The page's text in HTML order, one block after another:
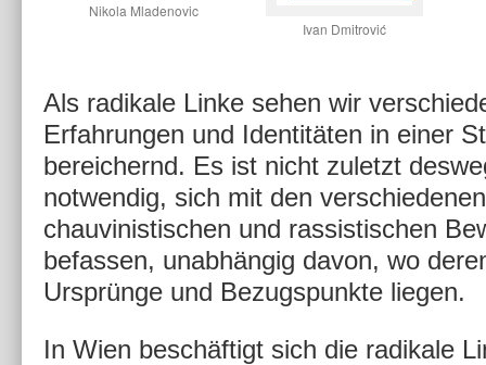
Nikola Mladenovic
Ivan Dmitrović
Als radikale Linke sehen wir
Erfahrungen und Identitäten in einer
bereichernd. Es ist nicht zuletzt
notwendig, sich mit den verschiedenen
chauvinistischen und rassistischen
befassen, unabhängig davon, wo
Ursprünge und Bezugspunkte liegen.
In Wien beschäftigt sich die radikale